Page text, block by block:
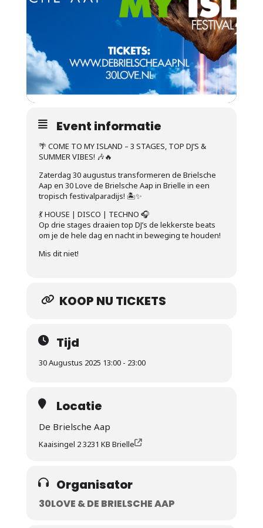
Event informatie
🌴 COME TO MY ISLAND – 3 STAGES, TOP DJ’S &
SUMMER VIBES! 🎶🔥
Zaterdag 30 augustus transformeren de Brielsche
Aap en 30 Love de Brielsche Aap in Brielle in een
tropisch festivalparadijs! 🏝️✨
💃 HOUSE | DISCO | TECHNO 🎧
Op drie stages draaien top DJ’s de lekkerste beats
om je de hele dag en nacht in beweging te houden!
Mis dit niet!
KOOP NU TICKETS
Tijd
30 Augustus 2025 13:00 - 23:00
Locatie
De Brielsche Aap
Kaaisingel 2 3231 KB Brielle
Organisator
30LOVE & DE BRIELSCHE AAP